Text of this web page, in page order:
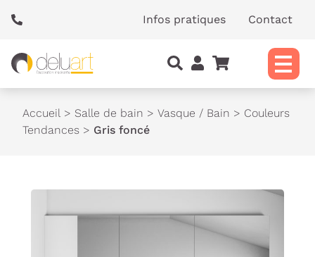
Infos pratiques Contact
Accueil > Salle de bain > Vasque / Bain > Couleurs
Tendances > Gris foncé